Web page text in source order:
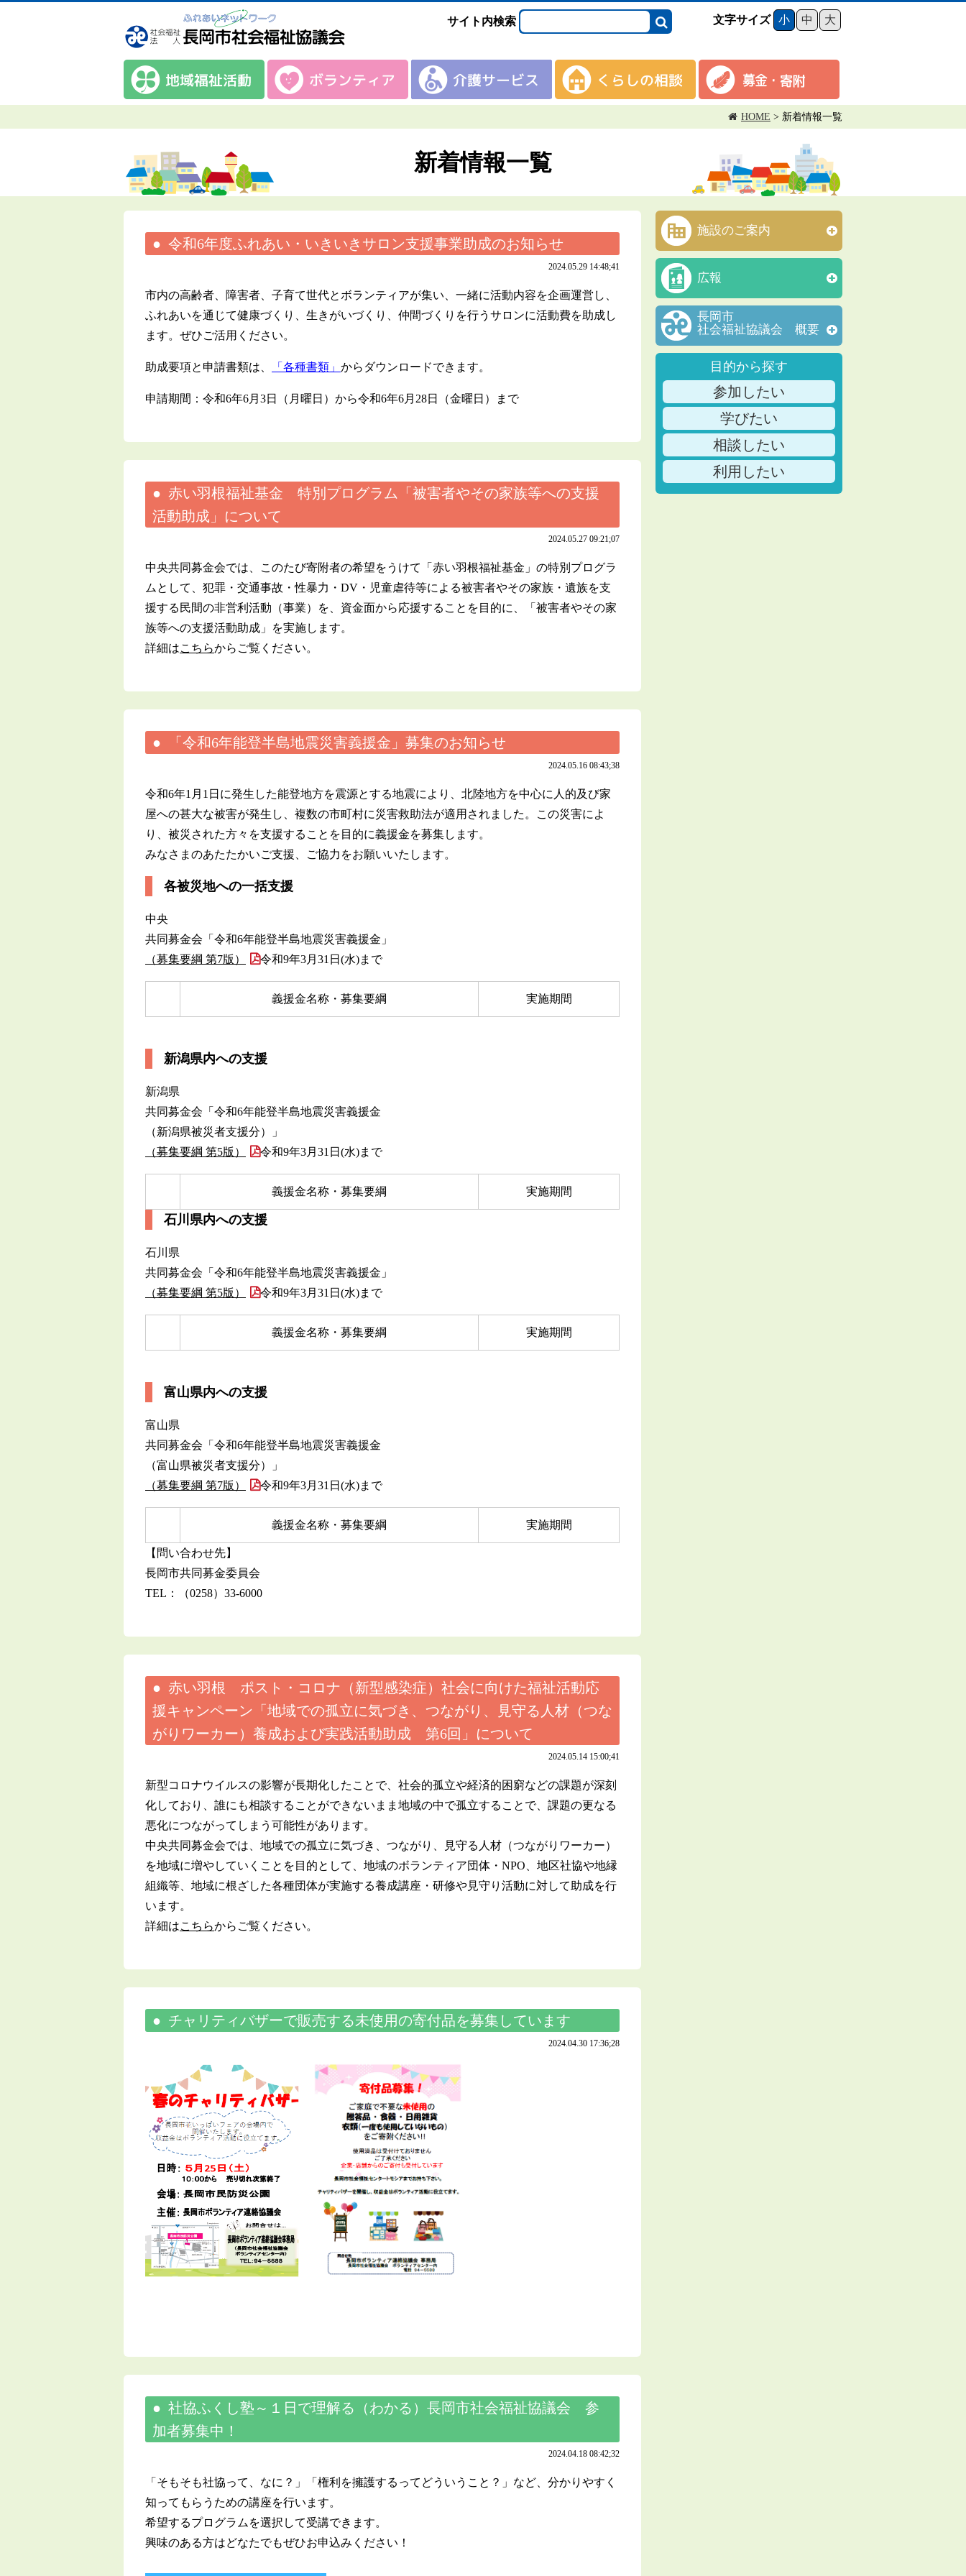
サイト内検索 文字サイズ 小 中 大
HOME > 新着情報一覧
新着情報一覧
令和6年度ふれあい・いきいきサロン支援事業助成のお知らせ
2024.05.29 14:48;41
市内の高齢者、障害者、子育て世代とボランティアが集い、一緒に活動内容を企画運営し、
ふれあいを通じて健康づくり、生きがいづくり、仲間づくりを行うサロンに活動費を助成し
ます。ぜひご活用ください。
助成要項と申請書類は、 「各種書類」 からダウンロードできます。
申請期間：令和6年6月3日（月曜日）から令和6年6月28日（金曜日）まで
赤い羽根福祉基金 特別プログラム「被害者やその家族等への支援
活動助成」について
2024.05.27 09:21;07
中央共同募金会では、このたび寄附者の希望をうけて「赤い羽根福祉基金」の特別プログラ
ムとして、犯罪・交通事故・性暴力・DV・児童虐待等による被害者やその家族・遺族を支
援する民間の非営利活動（事業）を、資金面から応援することを目的に、「被害者やその家
族等への支援活動助成」を実施します。
詳細はこちらからご覧ください。
「令和6年能登半島地震災害義援金」募集のお知らせ
2024.05.16 08:43;38
令和6年1月1日に発生した能登地方を震源とする地震により、北陸地方を中心に人的及び家
屋への甚大な被害が発生し、複数の市町村に災害救助法が適用されました。この災害によ
り、被災された方々を支援することを目的に義援金を募集します。
みなさまのあたたかいご支援、ご協力をお願いいたします。
各被災地への一括支援
中央
共同募金会「令和6年能登半島地震災害義援金」
（募集要綱 第7版）
令和9年3月31日(水)まで
義援金名称・募集要綱 実施期間
新潟県内への支援
新潟県
共同募金会「令和6年能登半島地震災害義援金
（新潟県被災者支援分）」
（募集要綱 第5版）
令和9年3月31日(水)まで
義援金名称・募集要綱 実施期間
石川県内への支援
石川県
共同募金会「令和6年能登半島地震災害義援金」
（募集要綱 第5版）
令和9年3月31日(水)まで
義援金名称・募集要綱 実施期間
富山県内への支援
富山県
共同募金会「令和6年能登半島地震災害義援金
（富山県被災者支援分）」
（募集要綱 第7版）
令和9年3月31日(水)まで
義援金名称・募集要綱 実施期間
【問い合わせ先】
長岡市共同募金委員会
TEL：（0258）33-6000
赤い羽根 ポスト・コロナ（新型感染症）社会に向けた福祉活動応
援キャンペーン「地域での孤立に気づき、つながり、見守る人材（つな
がりワーカー）養成および実践活動助成 第6回」について
2024.05.14 15:00;41
新型コロナウイルスの影響が長期化したことで、社会的孤立や経済的困窮などの課題が深刻
化しており、誰にも相談することができないまま地域の中で孤立することで、課題の更なる
悪化につながってしまう可能性があります。
中央共同募金会では、地域での孤立に気づき、つながり、見守る人材（つながりワーカー）
を地域に増やしていくことを目的として、地域のボランティア団体・NPO、地区社協や地縁
組織等、地域に根ざした各種団体が実施する養成講座・研修や見守り活動に対して助成を行
います。
詳細はこちらからご覧ください。
チャリティバザーで販売する未使用の寄付品を募集しています
2024.04.30 17:36;28
社協ふくし塾～１日で理解る（わかる）長岡市社会福祉協議会 参
加者募集中！
2024.04.18 08:42;32
「そもそも社協って、なに？」「権利を擁護するってどういうこと？」など、分かりやすく
知ってもらうための講座を行います。
希望するプログラムを選択して受講できます。
興味のある方はどなたでもぜひお申込みください！
施設のご案内
広報
長岡市
社会福祉協議会 概要
目的から探す
参加したい
学びたい
相談したい
利用したい